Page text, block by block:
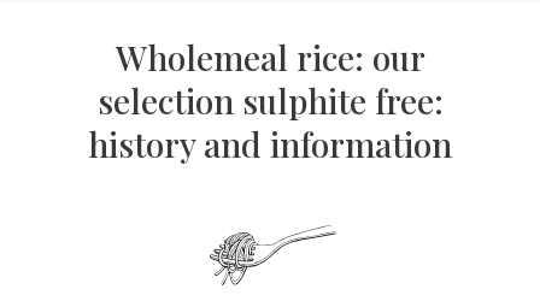
Wholemeal rice: our
selection sulphite free:
history and information